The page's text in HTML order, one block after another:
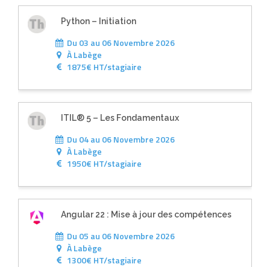
Python – Initiation
Du 03 au 06 Novembre 2026
ÀLabège
1875€ HT/stagiaire
ITIL® 5 – Les Fondamentaux
Du 04 au 06 Novembre 2026
ÀLabège
1950€ HT/stagiaire
Angular 22 : Mise à jour des compétences
Du 05 au 06 Novembre 2026
ÀLabège
1300€ HT/stagiaire